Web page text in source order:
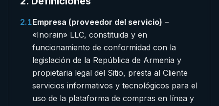
2.1Empresa (proveedor del servicio) –
«Inorain» LLC, constituida y en
funcionamiento de conformidad con la
legislación de la República de Armenia y
propietaria legal del Sitio, presta al Cliente
servicios informativos y tecnológicos para el
uso de la plataforma de compras en línea y